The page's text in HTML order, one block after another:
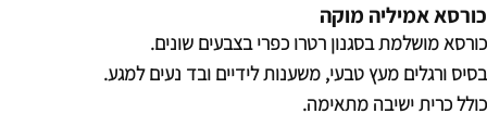
כורסא אמיליה מוקה
כורסא מושלמת בסגנון רטרו כפרי בצבעים שונים.
בסיס ורגלים מעץ טבעי, משענות לידיים ובד נעים למגע.
כולל כרית ישיבה מתאימה.